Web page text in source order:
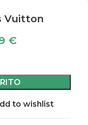
Vuitton
€
to wishlist